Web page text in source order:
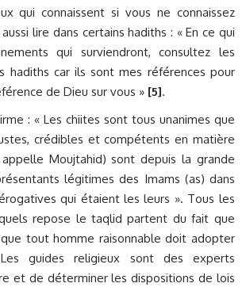
qui connaissent si vous ne connaissez
lire dans certains hadiths : « En ce qui
qui surviendront, consultez les
hadiths car ils sont mes références pour
de Dieu sur vous » [5].
: « Les chiites sont tous unanimes que
crédibles et compétents en matière
Moujtahid) sont depuis la grande
légitimes des Imams (as) dans
qui étaient les leurs ». Tous les
repose le taqlid partent du fait que
tout homme raisonnable doit adopter
guides religieux sont des experts
et de déterminer les dispositions de lois